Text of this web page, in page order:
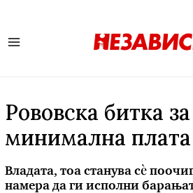
Рововска битка за
минимална плата
Владата, тоа станува сѐ
намера да ги исполни